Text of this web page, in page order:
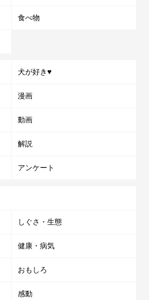
食べ物
犬が好き♥
漫画
動画
解説
アンケート
しぐさ・生態
健康・病気
おもしろ
感動